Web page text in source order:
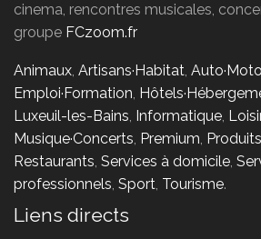
cinema, rencontres musicales,
groupe FCzoom.fr
Animaux, Artisans·Habitat,
Emploi·Formation,
Luxeuil-les-Bains, Informatique,
Musique·Concerts, Premium,
Restaurants, Services à domicile,
professionnels, Sport, Tourisme.
Liens directs